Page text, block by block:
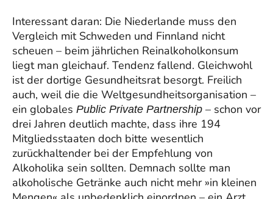
Interessant daran: Die Niederlande muss den
Vergleich mit Schweden und Finnland nicht
scheuen – beim jährlichen Reinalkoholkonsum
liegt man gleichauf. Tendenz fallend. Gleichwohl
ist der dortige Gesundheitsrat besorgt. Freilich
auch, weil die die Weltgesundheitsorganisation –
ein globales Public Private Partnership – schon vor
drei Jahren deutlich machte, dass ihre 194
Mitgliedsstaaten doch bitte wesentlich
zurückhaltender bei der Empfehlung von
Alkoholika sein sollten. Demnach sollte man
alkoholische Getränke auch nicht mehr »in kleinen